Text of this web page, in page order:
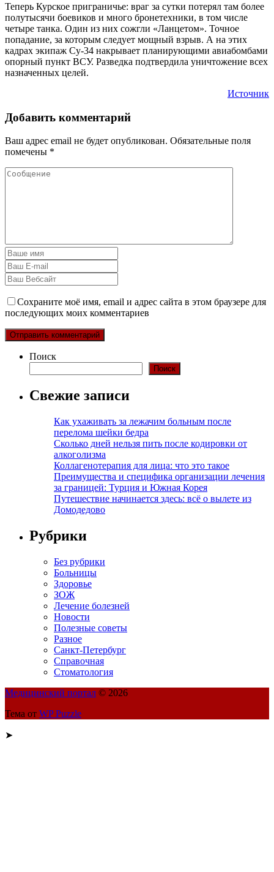
Теперь Курское приграничье: враг за сутки потерял там более
полутысячи боевиков и много бронетехники, в том числе
четыре танка. Один из них сожгли «Ланцетом». Точное
попадание, за которым следует мощный взрыв. А на этих
кадрах экипаж Су-34 накрывает планирующими авиабомбами
опорный пункт ВСУ. Разведка подтвердила уничтожение всех
назначенных целей.
Источник
Добавить комментарий
Ваш адрес email не будет опубликован. Обязательные поля
помечены *
Сохраните моё имя, email и адрес сайта в этом браузере для
последующих моих комментариев
Поиск
Поиск
Свежие записи
Как ухаживать за лежачим больным после
перелома шейки бедра
Сколько дней нельзя пить после кодировки от
алкоголизма
Коллагенотерапия для лица: что это такое
Преимущества и специфика организации лечения
за границей: Турция и Южная Корея
Путешествие начинается здесь: всё о вылете из
Домодедово
Рубрики
Без рубрики
Больницы
Здоровье
ЗОЖ
Лечение болезней
Новости
Полезные советы
Разное
Санкт-Петербург
Справочная
Стоматология
Медицинский портал © 2026
Тема от WP Puzzle
➤